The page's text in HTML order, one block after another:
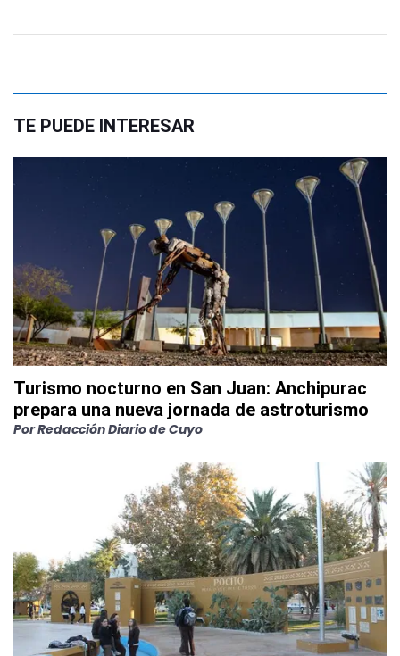
TE PUEDE INTERESAR
Turismo nocturno en San Juan: Anchipurac
prepara una nueva jornada de astroturismo
PorRedacción Diario de Cuyo